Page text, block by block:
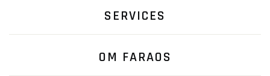
SERVICES
OM FARAOS